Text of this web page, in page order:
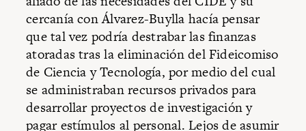
cercanía con Álvarez-Buylla hacía pensar
que tal vez podría destrabar las finanzas
atoradas tras la eliminación del Fideicomiso
de Ciencia y Tecnología, por medio del cual
se administraban recursos privados para
desarrollar proyectos de investigación y
pagar estímulos al personal. Lejos de asumir